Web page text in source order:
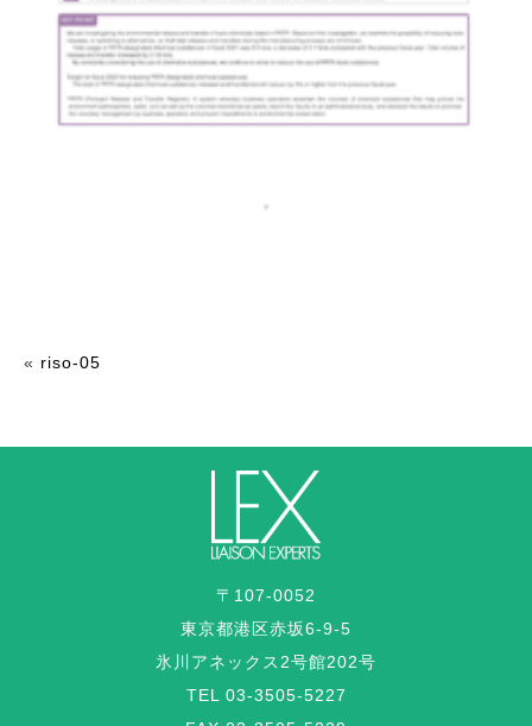
« riso-05
〒107-0052
東京都港区赤坂6-9-5
氷川アネックス2号館202号
TEL 03-3505-5227